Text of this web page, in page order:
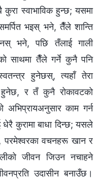
कुरा स्वाभाविक हुन्छ; यसमा
भइस् भने, तैँले शान्ति
भने, पछि तँलाई गाली
साथमा तैँले गर्ने कुनै पनि
हुनेछस्, त्यहाँ तेरा
हुनेछ, र तँ कुनै रोकावटको
काम गर्न
कुरामा बाधा दिन्छ; यसले
परमेश्‍वरका वचनहरू खान र
जीवन जिउन नचाहने
उदासीन बनाउँछ।